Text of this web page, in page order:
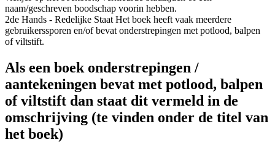
naam/geschreven boodschap voorin hebben.
2de Hands - Redelijke Staat Het boek heeft vaak meerdere
gebruikerssporen en/of bevat onderstrepingen met potlood, balpen
of viltstift.
Als een boek onderstrepingen /
aantekeningen bevat met potlood, balpen
of viltstift dan staat dit vermeld in de
omschrijving (te vinden onder de titel van
het boek)